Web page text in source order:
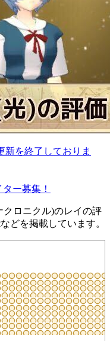
新を終了しておりま
ー募集！
ロニクル)のレイの評
どを掲載しています。